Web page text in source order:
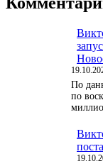
По
по